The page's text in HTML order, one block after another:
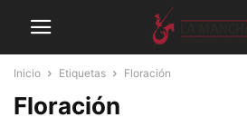
Inicio Etiquetas Floración
Floración